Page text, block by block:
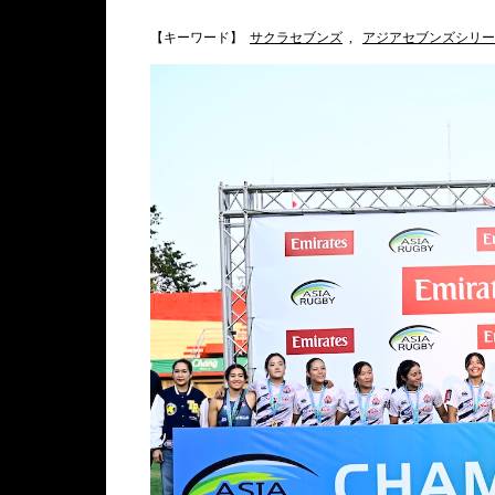
【キーワード】 サクラセブンズ , アジアセブンズシリ